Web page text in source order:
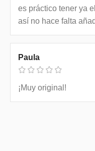
es práctico tener ya
así no hace falta
Paula
¡Muy original!